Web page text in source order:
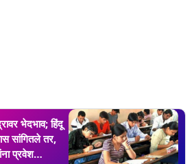
भेदभाव; हिंदू
सांगितले तर,
प्रवेश